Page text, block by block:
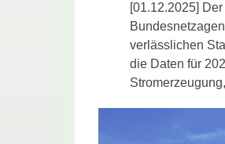
[01.12.2025]
verlässlichen
die Daten für